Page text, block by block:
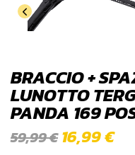
BRACCIO +
LUNOTTO
PANDA 169
59,99€ 16,99€